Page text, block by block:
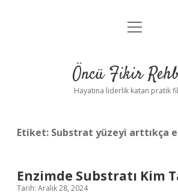
Anasayfa
Yasal Uyarı
menüyü
Öncü Fikir
Hayatına liderlik katan pratik
Etiket: Substrat yüzeyi arttıkça
Enzimde Substratı Kim
Tarih: Aralık 28, 2024